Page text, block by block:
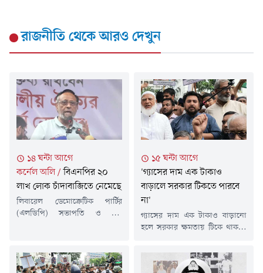
রাজনীতিথেকে আরও দেখুন
১৪ ঘন্টা আগে
কর্নেল অলি/বিএনপির ২০
লাখ লোক চাঁদাবাজিতে নেমেছে
লিবারেল ডেমোক্রেটিক পার্টির
(এলডিপি) সভাপতি ও বীর
বিভিন্ন বাসস্ট্যান্ড, ট্যাক্সি স্ট্যান্ড ও
১৫ ঘন্টা আগে
'গ্যাসের দাম এক টাকাও
বাড়ালে সরকার টিকতে পারবে
না'
গ্যাসের দাম এক টাকাও বাড়ানো
হলে সরকার ক্ষমতায় টিকে থাকতে
জাতীয় নাগরিক পার্টির (এনসিপি)
আহ্বায়ক ও বিরোধীদলীয় হুইপ